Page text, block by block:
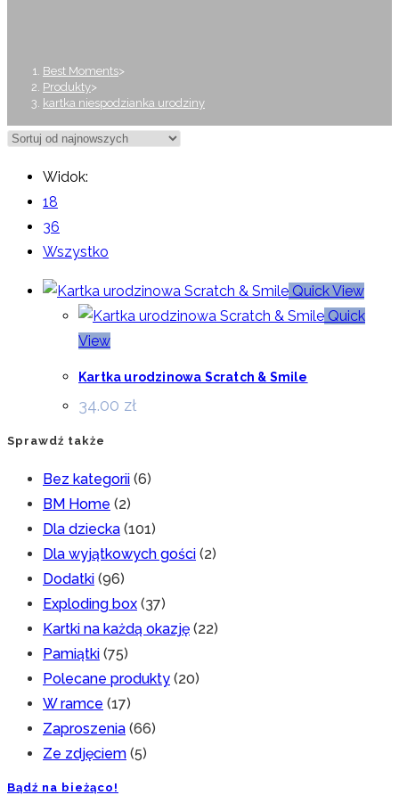
Best Moments>
Produkty>
kartka niespodzianka urodziny
Widok:
18
36
Wszystko
Quick View
Quick
View
Kartka urodzinowa Scratch & Smile
34.00 zł
Sprawdź także
Bez kategorii (6)
BM Home (2)
Dla dziecka (101)
Dla wyjątkowych gości (2)
Dodatki (96)
Exploding box (37)
Kartki na każdą okazję (22)
Pamiątki (75)
Polecane produkty (20)
W ramce (17)
Zaproszenia (66)
Ze zdjęciem (5)
Bądź na bieżąco!